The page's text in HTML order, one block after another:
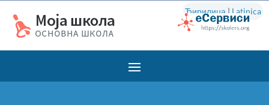
Ћирилица | Latinica